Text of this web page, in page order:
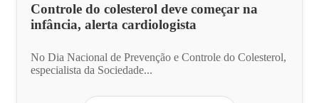
Controle do colesterol deve começar na
infância, alerta cardiologista
No Dia Nacional de Prevenção e Controle do Colesterol,
especialista da Sociedade...